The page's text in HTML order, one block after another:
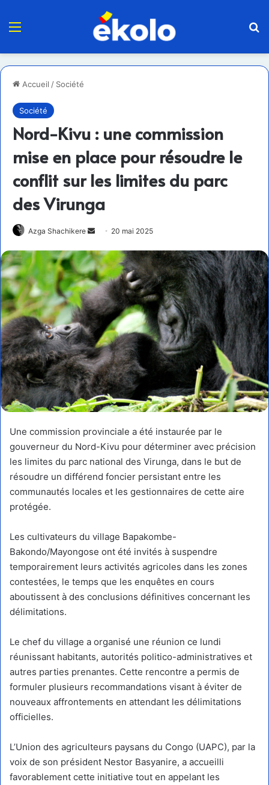
Menu
Accueil / Société
Société
Nord-Kivu : une commission
mise en place pour résoudre le
conflit sur les limites du parc
des Virunga
Azga Shachikere
Envoyer
courriel
20 mai 2025
Une commission provinciale a été instaurée par le
gouverneur du Nord-Kivu pour déterminer avec précision
les limites du parc national des Virunga, dans le but de
résoudre un différend foncier persistant entre les
communautés locales et les gestionnaires de cette aire
protégée.
Les cultivateurs du village Bapakombe-
Bakondo/Mayongose ont été invités à suspendre
temporairement leurs activités agricoles dans les zones
contestées, le temps que les enquêtes en cours
aboutissent à des conclusions définitives concernant les
délimitations.
Le chef du village a organisé une réunion ce lundi
réunissant habitants, autorités politico-administratives et
autres parties prenantes. Cette rencontre a permis de
formuler plusieurs recommandations visant à éviter de
nouveaux affrontements en attendant les délimitations
officielles.
L’Union des agriculteurs paysans du Congo (UAPC), par la
voix de son président Nestor Basyanire, a accueilli
favorablement cette initiative tout en appelant les